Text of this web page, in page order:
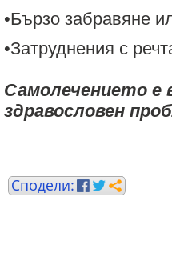
•Бързо забравяне
•Затруднения с
Самолечението е
здравословен